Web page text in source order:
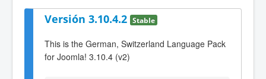
Versión 3.10.4.2 Stable
This is the German, Switzerland Language Pack
for Joomla! 3.10.4 (v2)